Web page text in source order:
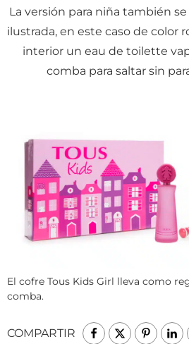
La versión para niña también
ilustrada, en este caso de color
interior un eau de toilette
comba para saltar sin
El cofre Tous Kids Girl lleva como
comba.
COMPARTIR